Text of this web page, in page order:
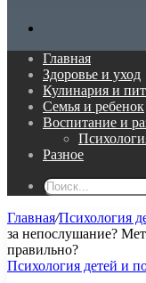
Главная
Здоровье и уход
Кулинария и
Семья и ребенок
Воспитание и
Разное
Главная/Психология
за непослушание?
правильно?
Психология детей и